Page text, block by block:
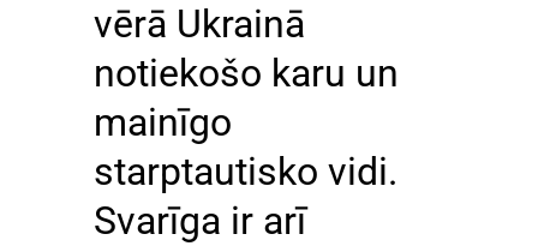
vērā Ukrainā
notiekošo karu un
mainīgo
starptautisko vidi.
Svarīga ir arī